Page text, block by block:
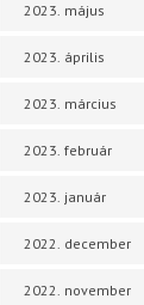
2023. május
2023. április
2023. március
2023. február
2023. január
2022. december
2022. november